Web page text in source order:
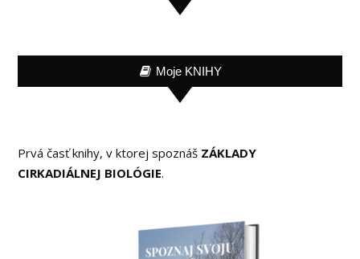
Moje KNIHY
Prvá časť knihy, v ktorej spoznáš ZÁKLADY
CIRKADIÁLNEJ BIOLÓGIE.